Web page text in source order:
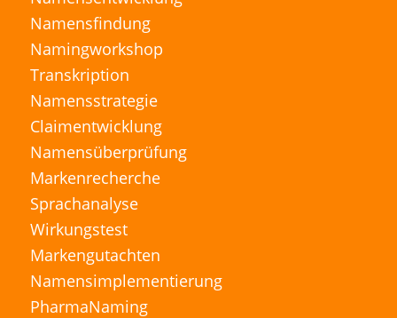
Namensfindung
Namingworkshop
Transkription
Namensstrategie
Claimentwicklung
Namensüberprüfung
Markenrecherche
Sprachanalyse
Wirkungstest
Markengutachten
Namensimplementierung
PharmaNaming